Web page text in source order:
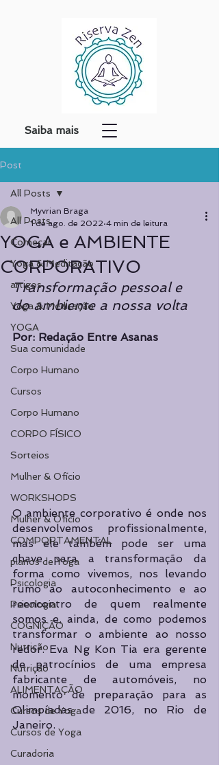
Saiba mais
Post
All Posts
Começar
Yoga & Meditação
artigos
Yoga & Meditação
YOGA
Sua comunidade
Corpo Humano
Cursos
Corpo Humano
CORPO FÍSICO
Sorteios
Mulher & Ofício
WORKSHOPS
Mulher & Ofício
COMPORTAMENTAL
planos de Yoga
Psicologia
Psicologia
COGNIÇÃO
Nutrição
Nutrição
ALIMENTAÇÃO
Cursos de Yoga
Cursos de Yoga
Curadoria
All Posts
YOGA e AMBIENTE
CORPORATIVO
Myvrian Braga
1 de ago. de 2022 4 min de leitura
Transformação pessoal e
do ambiente a nossa volta
Por: Redação Entre Asanas
O ambiente corporativo é onde nos
desenvolvemos profissionalmente,
mas ele também pode ser uma
chave para a transformação da
forma como vivemos, nos levando
rumo ao autoconhecimento e ao
reencontro de quem realmente
somos e, ainda, de como podemos
transformar o ambiente ao nosso
redor. Eva Ng Kon Tia era gerente
de patrocínios de uma empresa
fabricante de automóveis, no
momento de preparação para as
Olimpíadas de 2016, no Rio de
Janeiro.